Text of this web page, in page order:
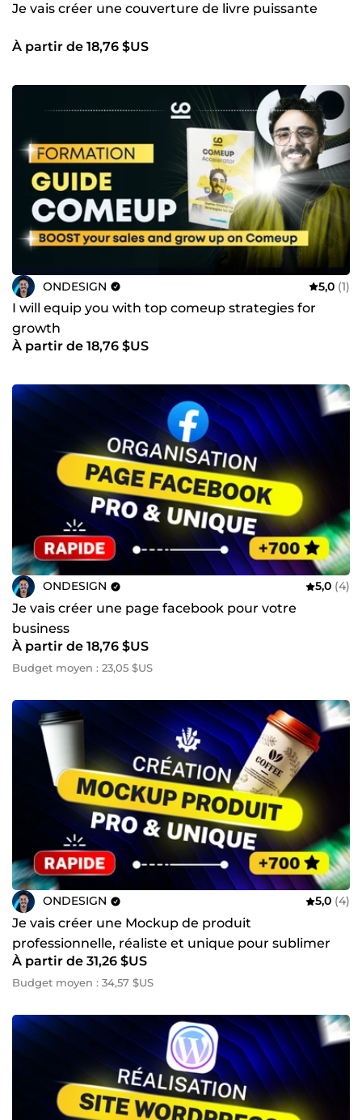
Je vais créer une couverture de livre puissante
À partir de 18,76 $US
ONDESIGN 5,0 (1)
I will equip you with top comeup strategies for
growth
À partir de 18,76 $US
ONDESIGN 5,0 (4)
Je vais créer une page facebook pour votre
business
À partir de 18,76 $US
Budget moyen : 23,05 $US
ONDESIGN 5,0 (4)
Je vais créer une Mockup de produit
professionnelle, réaliste et unique pour sublimer
votre marque
À partir de 31,26 $US
Budget moyen : 34,57 $US